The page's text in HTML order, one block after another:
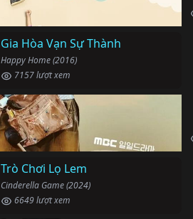
Gia Hòa Vạn Sự Thành
Happy Home (2016)
7157 lượt xem
Trò Chơi Lọ Lem
Cinderella Game (2024)
6649 lượt xem